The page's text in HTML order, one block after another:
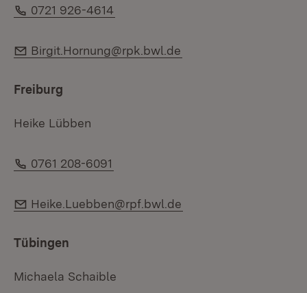
Telefon:
0721 926-4614
E-Mail:
Birgit.Hornung@rpk.bwl.de
Freiburg
Heike Lübben
Telefon:
0761 208-6091
E-Mail:
Heike.Luebben@rpf.bwl.de
Tübingen
Michaela Schaible